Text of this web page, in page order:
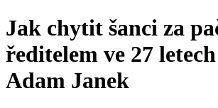
Jak chytit šanci za
ředitelem ve 27
Adam Janek